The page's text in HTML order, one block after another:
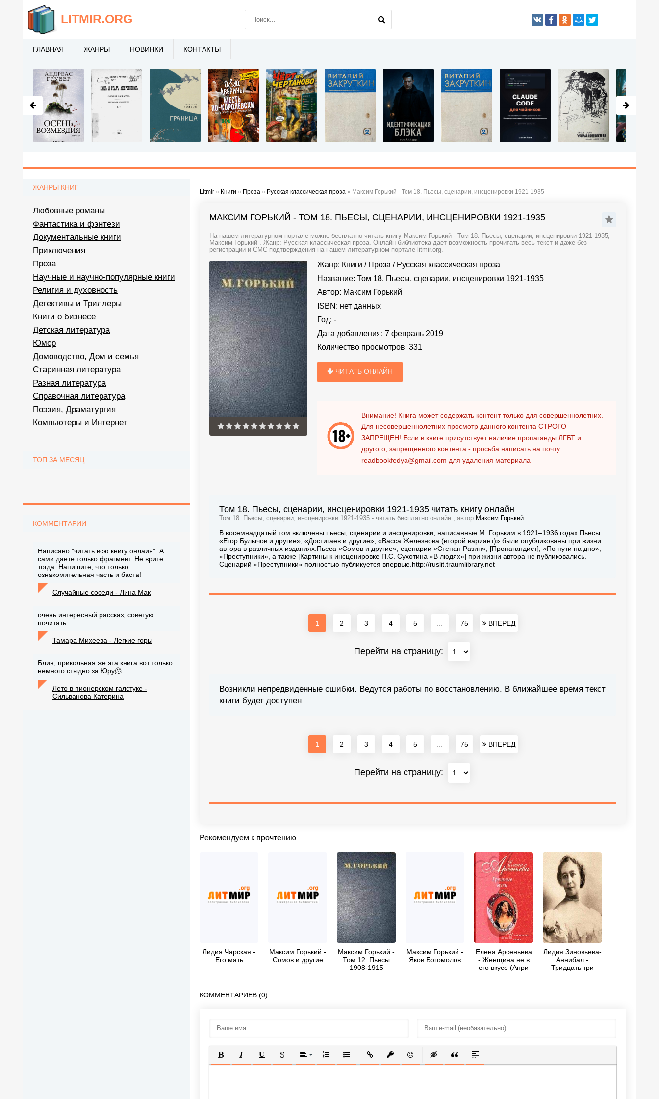
Litmir » Книги » Проза » Русская классическая проза » Максим Горький - Том 18. Пьесы, сценарии, инсценировки 1921-1935
МАКСИМ ГОРЬКИЙ - ТОМ 18. ПЬЕСЫ, СЦЕНАРИИ, ИНСЦЕНИРОВКИ 1921-1935
На нашем литературном портале можно бесплатно читать книгу Максим Горький - Том 18. Пьесы, сценарии, инсценировки 1921-1935,
Максим Горький . Жанр: Русская классическая проза. Онлайн библиотека дает возможность прочитать весь текст и даже без
регистрации и СМС подтверждения на нашем литературном портале litmir.org.
Жанр: Книги / Проза / Русская классическая проза
Название: Том 18. Пьесы, сценарии, инсценировки 1921-1935
Автор: Максим Горький
ISBN: нет данных
Год: -
Дата добавления: 7 февраль 2019
Количество просмотров: 331
ЧИТАТЬ ОНЛАЙН
Внимание! Книга может содержать контент только для совершеннолетних.
Для несовершеннолетних просмотр данного контента СТРОГО
ЗАПРЕЩЕН! Если в книге присутствует наличие пропаганды ЛГБТ и
другого, запрещенного контента - просьба написать на почту
readbookfedya@gmail.com для удаления материала
Том 18. Пьесы, сценарии, инсценировки 1921-1935 читать книгу онлайн
Том 18. Пьесы, сценарии, инсценировки 1921-1935 - читать бесплатно онлайн , автор Максим Горький
В восемнадцатый том включены пьесы, сценарии и инсценировки, написанные М. Горьким в 1921–1936 годах.Пьесы
«Егор Булычов и другие», «Достигаев и другие», «Васса Железнова (второй вариант)» были опубликованы при жизни
автора в различных изданиях.Пьеса «Сомов и другие», сценарии «Степан Разин», [Пропагандист], «По пути на дно»,
«Преступники», а также [Картины к инсценировке П.С. Сухотина «В людях»] при жизни автора не публиковались.
Сценарий «Преступники» полностью публикуется впервые.http://ruslit.traumlibrary.net
1 2 3 4 5 75 ВПЕРЕД
Перейти на страницу:
Возникли непредвиденные ошибки. Ведутся работы по восстановлению. В ближайшее время текст
книги будет доступен
1 2 3 4 5 75 ВПЕРЕД
Перейти на страницу:
Рекомендуем к прочтению
Лидия Чарская -
Его мать
Максим Горький -
Сомов и другие
Максим Горький -
Том 12. Пьесы
1908-1915
Максим Горький -
Яков Богомолов
Елена Арсеньева
- Женщина не в
его вкусе (Анри
Лидия Зиновьева-
Аннибал -
Тридцать три
КОММЕНТАРИЕВ (0)
ПОЛУЖИРНЫЙ
КУРСИВПОДЧЕРКНУТЫЙ
ЗАЧЕРКНУТЫЙВЫРАВНИВАНИЕ
НУМЕРОВАННЫЙ СПИСОК
МАРКИРОВАННЫЙ СПИСОК
ВСТАВИТЬ ССЫЛКУ
ВСТАВИТЬ ЗАЩИЩЕННУЮ ССЫЛКУ
ВСТАВИТЬ СМАЙЛИК
ВСТАВКА СКРЫТОГО ТЕКСТА
ВСТАВКА ЦИТАТЫ
ВСТАВКА СПОЙЛЕРА
ЖАНРЫ КНИГ
Любовные романы
Фантастика и фэнтези
Документальные книги
Приключения
Проза
Научные и научно-популярные книги
Религия и духовность
Детективы и Триллеры
Книги о бизнесе
Детская литература
Юмор
Домоводство, Дом и семья
Старинная литература
Разная литература
Справочная литература
Поэзия, Драматургия
Компьютеры и Интернет
ТОП ЗА МЕСЯЦ
КОММЕНТАРИИ
Написано "читать всю книгу онлайн". А
сами даете только фрагмент. Не врите
тогда. Напишите, что только
ознакомительная часть и баста!
Случайные соседи - Лина Мак
очень интересный рассказ, советую
почитать
Тамара Михеева - Легкие горы
Блин, прикольная же эта книга вот только
немного стыдно за Юру🫠
Лето в пионерском галстуке -
Сильванова Катерина
LITMIR.ORG
ГЛАВНАЯ ЖАНРЫ НОВИНКИ КОНТАКТЫ